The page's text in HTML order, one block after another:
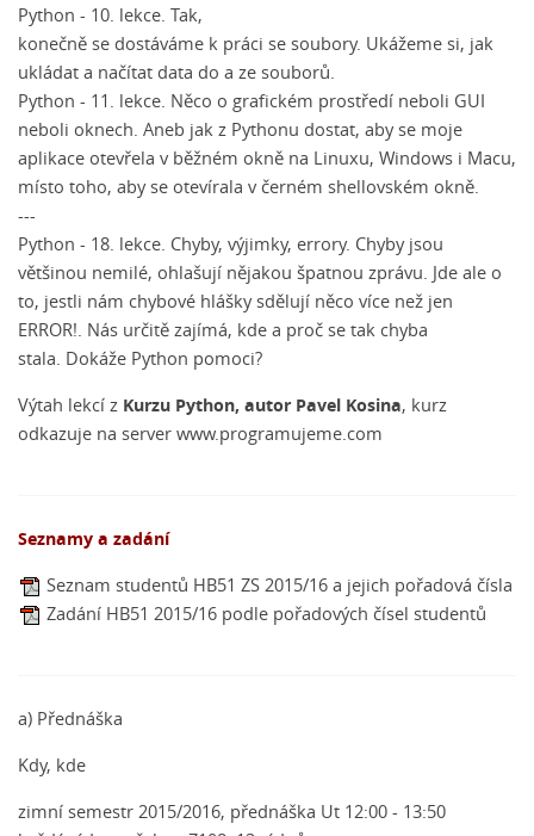
Python - 10. lekce. Tak,
konečně se dostáváme k práci se soubory. Ukážeme si, jak
ukládat a načítat data do a ze souborů.
Python - 11. lekce. Něco o grafickém prostředí neboli GUI
neboli oknech. Aneb jak z Pythonu dostat, aby se moje
aplikace otevřela v běžném okně na Linuxu, Windows i Macu,
místo toho, aby se otevírala v černém shellovském okně.
---
Python - 18. lekce. Chyby, výjimky, errory. Chyby jsou
většinou nemilé, ohlašují nějakou špatnou zprávu. Jde ale o
to, jestli nám chybové hlášky sdělují něco více než jen
ERROR!. Nás určitě zajímá, kde a proč se tak chyba
stala. Dokáže Python pomoci?
Výtah lekcí z Kurzu Python, autor Pavel Kosina, kurz
odkazuje na server www.programujeme.com
Seznamy a zadání
Seznam studentů HB51 ZS 2015/16 a jejich pořadová čísla
Zadání HB51 2015/16 podle pořadových čísel studentů
a) Přednáška
Kdy, kde
zimní semestr 2015/2016, přednáška Ut 12:00 - 13:50